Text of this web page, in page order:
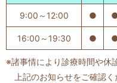
9:00～12:00 ●
16:00～19:30 ●
※諸事情により診療時間や休
上記のお知らせをご確認く